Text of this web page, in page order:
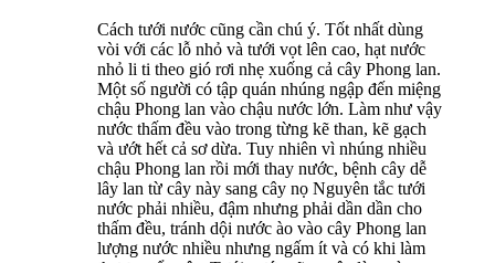
Cách tưới nước cũng cần chú ý. Tốt nhất dùng
vòi với các lỗ nhỏ và tưới vọt lên cao, hạt nước
nhỏ li ti theo gió rơi nhẹ xuống cả cây Phong lan.
Một số người có tập quán nhúng ngập đến miệng
chậu Phong lan vào chậu nước lớn. Làm như vậy
nước thấm đều vào trong từng kẽ than, kẽ gạch
và ướt hết cả sơ dừa. Tuy nhiên vì nhúng nhiều
chậu Phong lan rồi mới thay nước, bệnh cây dễ
lây lan từ cây này sang cây nọ Nguyên tắc tưới
nước phải nhiều, đậm nhưng phải dần dần cho
thấm đều, tránh dội nước ào vào cây Phong lan
lượng nước nhiều nhưng ngấm ít và có khi làm